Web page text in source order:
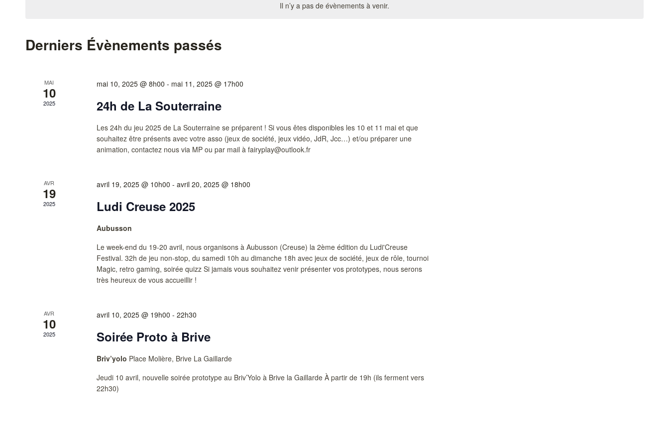
Il n’y a pas de évènements à venir.
Derniers Évènements passés
MAI
10
2025
mai 10, 2025 @ 8h00 - mai 11, 2025 @ 17h00
24h de La Souterraine
Les 24h du jeu 2025 de La Souterraine se préparent ! Si vous êtes disponibles les 10 et 11 mai et que
souhaitez être présents avec votre asso (jeux de société, jeux vidéo, JdR, Jcc…) et/ou préparer une
animation, contactez nous via MP ou par mail à fairyplay@outlook.fr
AVR
19
2025
avril 19, 2025 @ 10h00 -avril 20, 2025 @ 18h00
Ludi Creuse 2025
Aubusson
Le week-end du 19-20 avril, nous organisons à Aubusson (Creuse) la 2ème édition du Ludi'Creuse
Festival. 32h de jeu non-stop, du samedi 10h au dimanche 18h avec jeux de société, jeux de rôle, tournoi
Magic, retro gaming, soirée quizz Si jamais vous souhaitez venir présenter vos prototypes, nous serons
très heureux de vous accueillir !
AVR
10
2025
avril 10, 2025 @ 19h00 -22h30
Soirée Proto à Brive
Briv’yolo Place Molière, Brive La Gaillarde
Jeudi 10 avril, nouvelle soirée prototype au Briv’Yolo à Brive la Gaillarde À partir de 19h (ils ferment vers
22h30)